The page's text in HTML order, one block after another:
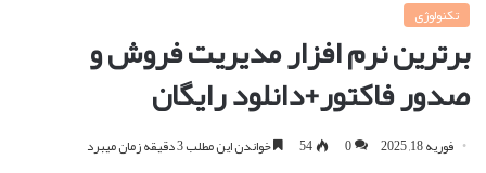
تکنولوژی
برترین نرم افزار مدیریت فروش و
صدور فاکتور+دانلود رایگان
فوریه 18, 2025 0
54 خواندن این مطلب 3 دقیقه زمان میبرد